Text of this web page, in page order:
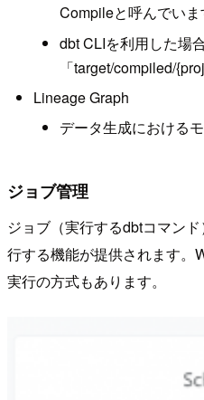
Compileと呼んでいま
dbt CLIを利用した場
「target/compiled/
Lineage Graph
データ生成における
ジョブ管理
ジョブ（実行するdbtコマン
行する機能が提供されます。
実行の方式もあります。